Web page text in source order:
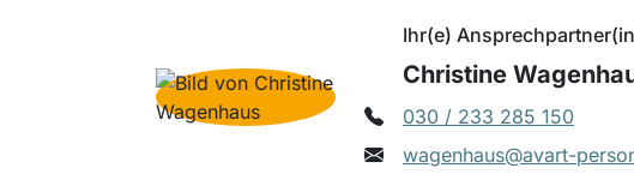
Ihr(e)
Christine
030 / 233 285 150
wagenhaus@avart-